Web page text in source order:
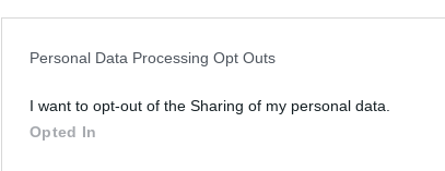
Personal Data Processing Opt Outs
I want to opt-out of the Sharing of my personal data.
Opted In
Dodaj nas do preferowanych źródeł w Google